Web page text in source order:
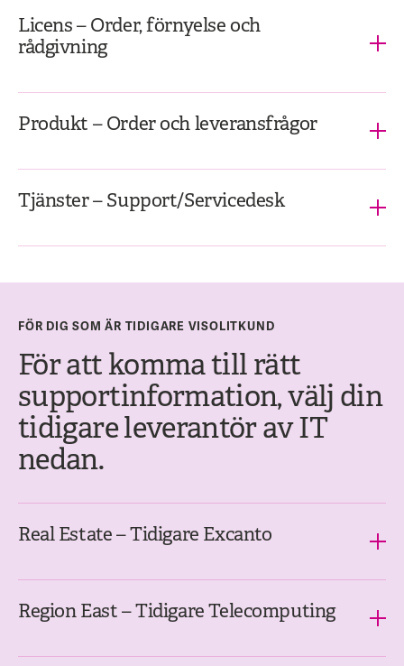
Licens – Order, förnyelse och
rådgivning
Produkt – Order och leveransfrågor
Tjänster – Support/Servicedesk
FÖR DIG SOM ÄR TIDIGARE VISOLITKUND
För att komma till rätt
supportinformation, välj din
tidigare leverantör av IT
nedan.
Real Estate – Tidigare Excanto
Region East – Tidigare Telecomputing